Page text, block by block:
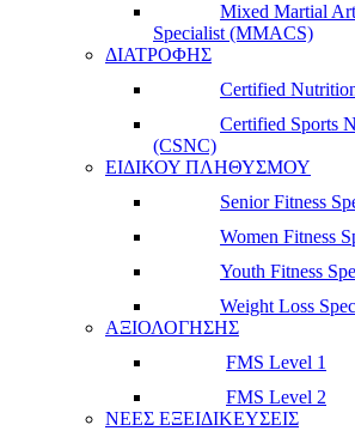
Mixed Martial
Specialist (MMACS)
ΔΙΑΤΡΟΦΗΣ
Certified
Certified Sports
(CSNC)
ΕΙΔΙΚΟΥ ΠΛΗΘΥΣΜΟΥ
Senior Fitness
Women Fitness
Youth Fitness
Weight Loss
ΑΞΙΟΛΟΓΗΣΗΣ
FMS Level 1
FMS Level 2
ΝΕΕΣ ΕΞΕΙΔΙΚΕΥΣΕΙΣ